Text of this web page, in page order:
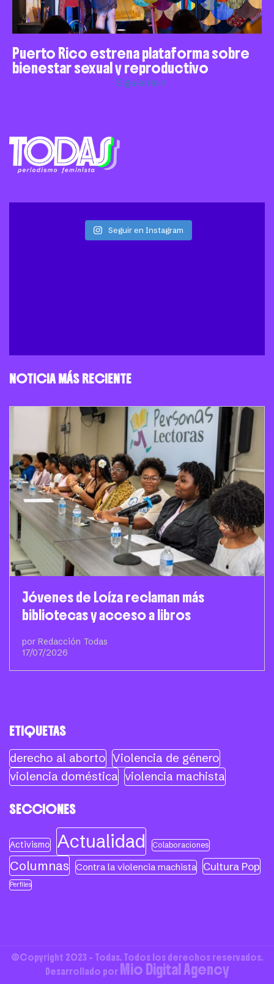
Puerto Rico estrena plataforma sobre
bienestar sexual y reproductivo
Siguiente »
Seguir en Instagram
NOTICIA MÁS RECIENTE
Jóvenes de Loíza reclaman más
bibliotecas y acceso a libros
por Redacción Todas
17/07/2026
ETIQUETAS
derecho al aborto Violencia de género
violencia doméstica violencia machista
SECCIONES
Activismo Actualidad Colaboraciones
Columnas Contra la violencia machista Cultura Pop
Perfiles
©Copyright 2023 - Todas. Todos los derechos reservados.
Desarrollado por Mio Digital Agency